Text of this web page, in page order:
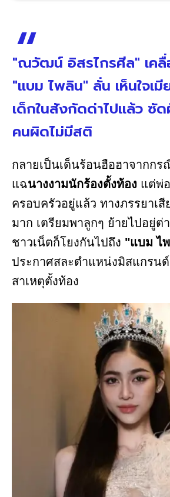
"ณวัฒน์ อิสรไกรศีล" เคลื่
"แบม ไพลิน" ลั่น เห็นใจเมี
เด็กในสังกัดด่าไปแล้ว ซั
คนผิดไม่มีสติ
กลายเป็นเด็นร้อนฮือฮาจากกร
แฉนางงามนักร้องตั้งท้อง แต่พ่
ครอบครัวอยู่แล้ว ทางภรรยาเสี
มาก เตรียมพาลูกๆ ย้ายไปอยู่ต่
ชาวเน็ตก็โยงกันไปถึง "แบม ไ
ประกาศสละตำแหน่งมิสแกรน
สาเหตุตั้งท้อง